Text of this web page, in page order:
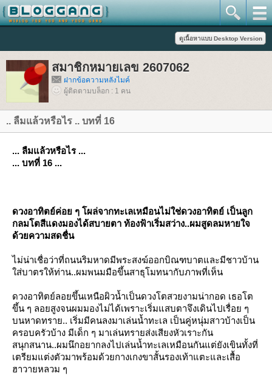
สมาชิกหมายเลข 2607062
ฝากข้อความหลังไมค์
ผู้ติดตามบล็อก : 1 คน
.. ลืมแล้วหรือไร .. บทที่ 16
... ลืมแล้วหรือไร ...
... บทที่ 16 ...
ดวงอาทิตย์ค่อย ๆ โผล่จากทะเลเหมือนไม่ใช่ดวงอาทิตย์ เป็นลูก
กลมโตสีแดงมองได้สบายตา ท้องฟ้าเริ่มสว่าง..ผมสูดลมหายใจ
ด้วยความสดชื่น
ไม่น่าเชื่อว่าที่ถนนริมหาดมีพระสงฆ์ออกบิณฑบาตและมีชาวบ้าน
ส่บาตรให้ท่าน..ผมพนมมือขึ้นสาธุโมทนากับภาพที่เห็น
ดวงอาทิตย์ลอยขึ้นเหนือผิวน้ำเป็นดวงโตสวยงามน่ากอด เธอโต
ขึ้น ๆ ลอยสูงจนผมมองไม่ได้เพราะเริ่มแสบตาจึงเดินไปเรื่อย ๆ
บนหาดทราย.. เริ่มมีคนลงมาเล่นน้ำทะเล เป็นคู่หนุ่มสาวบ้างเป็น
ครอบครัวบ้าง มีเด็ก ๆ มาเล่นทรายส่งเสียงหัวเราะกัน
สนุกสนาน..ผมนึกอยากลงไปเล่นน้ำทะเลเหมือนกันแต่ยังเขินทั้งที่
เตรียมแต่งตัวมาพร้อมด้วยกางเกงขาสั้นรองเท้าแตะและเสื้อ
ฮาวายหลวม ๆ